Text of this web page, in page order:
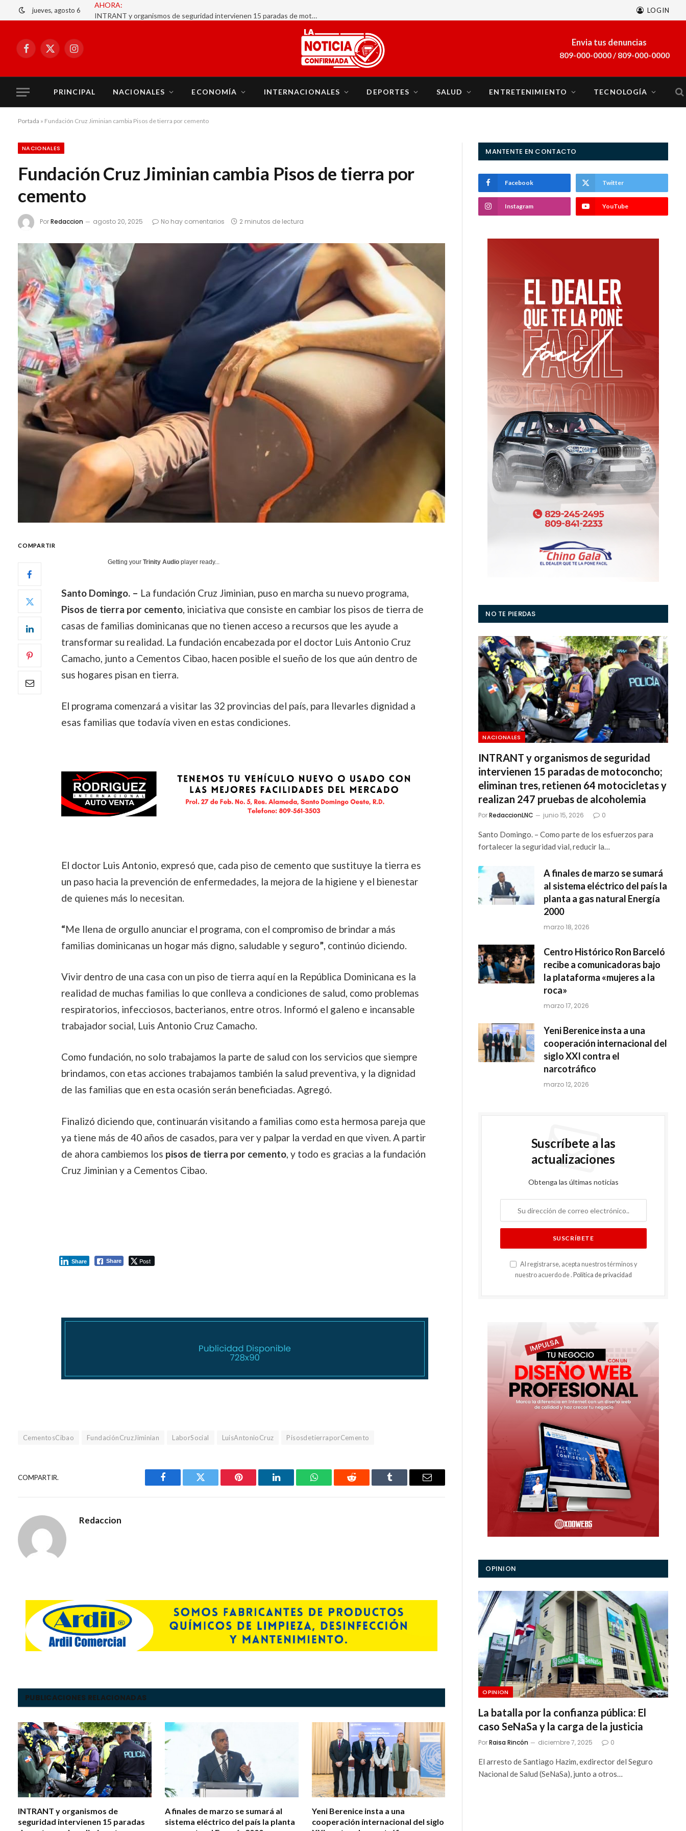
jueves, agosto 6 LOGIN
Facebook
X
Instagram
Envia tus denuncias
809-000-0000 / 809-000-0000
PRINCIPAL NACIONALES ECONOMÍA INTERNACIONALES DEPORTES SALUD ENTRETENIMIENTO TECNOLOGÍA
Portada » Fundación Cruz Jiminian cambia Pisos de tierra por cemento
NACIONALES
Fundación Cruz Jiminian cambia Pisos de tierra por
cemento
PorRedaccion agosto 20, 2025 No hay comentarios 2 minutos de lectura
COMPARTIR
Getting your Trinity Audioplayer ready...
Santo Domingo. – La fundación Cruz Jiminian, puso en marcha su nuevo programa,
Pisos de tierra por cemento, iniciativa que consiste en cambiar los pisos de tierra de
casas de familias dominicanas que no tienen acceso a recursos que les ayude a
transformar su realidad. La fundación encabezada por el doctor Luis Antonio Cruz
Camacho, junto a Cementos Cibao, hacen posible el sueño de los que aún dentro de
sus hogares pisan en tierra.
El programa comenzará a visitar las 32 provincias del país, para llevarles dignidad a
esas familias que todavía viven en estas condiciones.
El doctor Luis Antonio, expresó que, cada piso de cemento que sustituye la tierra es
un paso hacia la prevención de enfermedades, la mejora de la higiene y el bienestar
de quienes más lo necesitan.
“Me llena de orgullo anunciar el programa, con el compromiso de brindar a más
familias dominicanas un hogar más digno, saludable y seguro”, continúo diciendo.
Vivir dentro de una casa con un piso de tierra aquí en la República Dominicana es la
realidad de muchas familias lo que conlleva a condiciones de salud, como problemas
respiratorios, infecciosos, bacterianos, entre otros. Informó el galeno e incansable
trabajador social, Luis Antonio Cruz Camacho.
Como fundación, no solo trabajamos la parte de salud con los servicios que siempre
brindamos, con etas acciones trabajamos también la salud preventiva, y la dignidad
de las familias que en esta ocasión serán beneficiadas. Agregó.
Finalizó diciendo que, continuarán visitando a familias como esta hermosa pareja que
ya tiene más de 40 años de casados, para ver y palpar la verdad en que viven. A partir
de ahora cambiemos los pisos de tierra por cemento, y todo es gracias a la fundación
Cruz Jiminian y a Cementos Cibao.
Share Post
Share
CementosCibao FundaciónCruzJiminian LaborSocial LuisAntonioCruz PisosdetierraporCemento
COMPARTIR.
Facebook Gorjeo Pinterest LinkedIn WhatsAppReddit Tumblr
Correo
Redaccion
PUBLICACIONES RELACIONADAS
INTRANT y organismos de
seguridad intervienen 15 paradas
A finales de marzo se sumará al
sistema eléctrico del país la planta
Yeni Berenice insta a una
cooperación internacional del siglo
MANTENTE EN CONTACTO
Facebook Twitter
Instagram YouTube
NO TE PIERDAS
NACIONALES
INTRANT y organismos de seguridad
intervienen 15 paradas de motoconcho;
eliminan tres, retienen 64 motocicletas y
realizan 247 pruebas de alcoholemia
PorRedaccionLNC junio 15, 2026 0
Santo Domingo. – Como parte de los esfuerzos para
fortalecer la seguridad vial, reducir la…
A finales de marzo se sumará
al sistema eléctrico del país la
planta a gas natural Energía
2000
marzo 18, 2026
Centro Histórico Ron Barceló
recibe a comunicadoras bajo
la plataforma «mujeres a la
roca»
marzo 17, 2026
Yeni Berenice insta a una
cooperación internacional del
siglo XXI contra el
narcotráfico
marzo 12, 2026
Suscríbete a las
actualizaciones
Obtenga las últimas noticias
Al registrarse, acepta nuestros términos y
nuestro acuerdo de . Política de privacidad
OPINION
OPINION
La batalla por la confianza pública: El
caso SeNaSa y la carga de la justicia
PorRaisa Rincón diciembre 7, 2025 0
El arresto de Santiago Hazim, exdirector del Seguro
Nacional de Salud (SeNaSa), junto a otros…